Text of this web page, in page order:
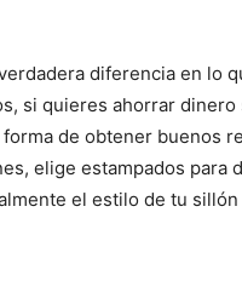
diferencia en lo
si quieres ahorrar
de obtener buenos
elige estampados para
el estilo de tu